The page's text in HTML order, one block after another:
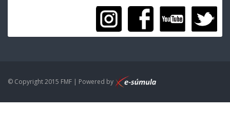
© Copyright 2015 FMF | Powered by